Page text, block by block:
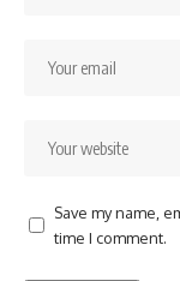
Save my name,
time I comment.